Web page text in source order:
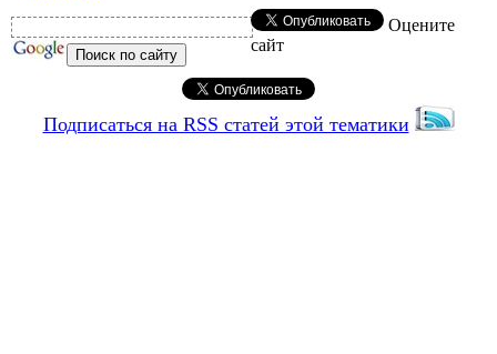
Оцените
сайт
Подписаться на RSS статей этой тематики